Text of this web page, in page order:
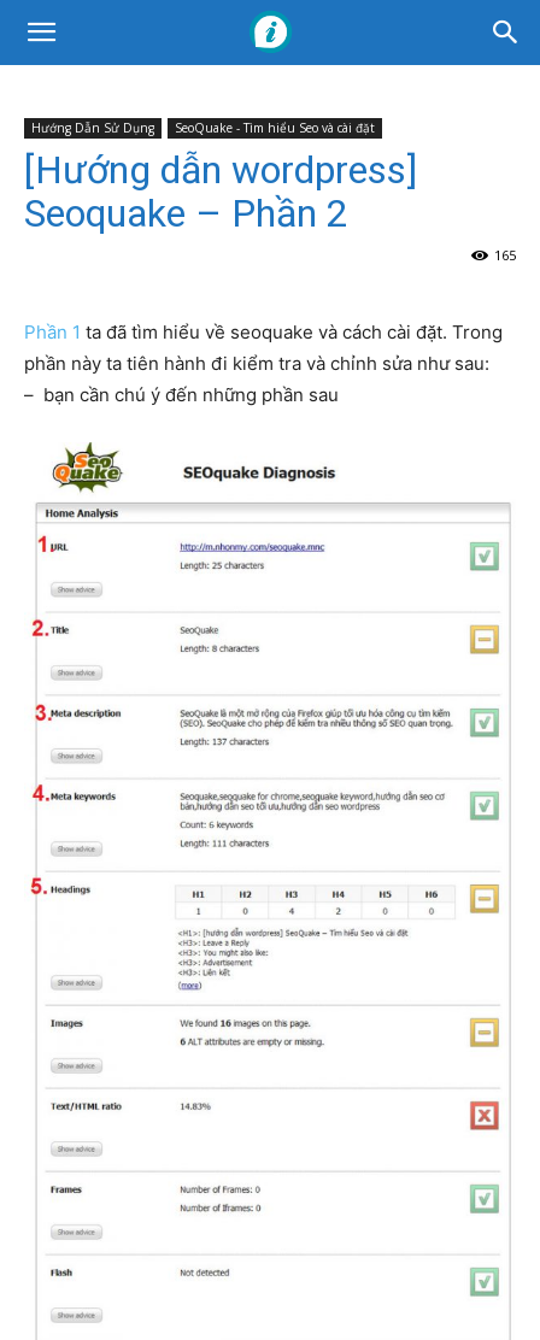
Hướng Dẫn Sử Dụng SeoQuake - Tìm hiểu Seo và cài đặt
[Hướng dẫn wordpress]
Seoquake – Phần 2
165
Phần 1 ta đã tìm hiểu về seoquake và cách cài đặt. Trong
phần này ta tiên hành đi kiểm tra và chỉnh sửa như sau:
– bạn cần chú ý đến những phần sau